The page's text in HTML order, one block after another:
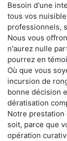
Besoin d'une
tous vos
professionnels,
Nous vous
n'aurez nulle
pourrez en
Où que vous
incursion de
bonne décision
dératisation
Notre
soit, parce que
opération